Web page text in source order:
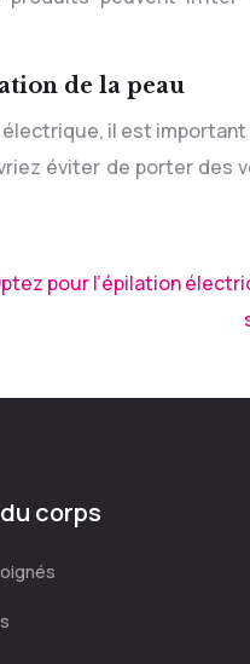
de la peau
il est
éviter de porter des
pour l’épilation
corps